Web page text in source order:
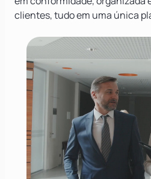
clientes, tudo em uma única